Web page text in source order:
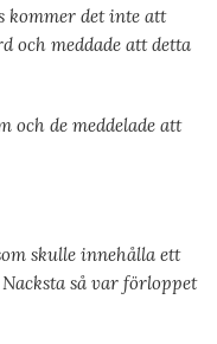
kommer det inte att
och meddade att detta
och de meddelade att
skulle innehålla ett
så var förloppet